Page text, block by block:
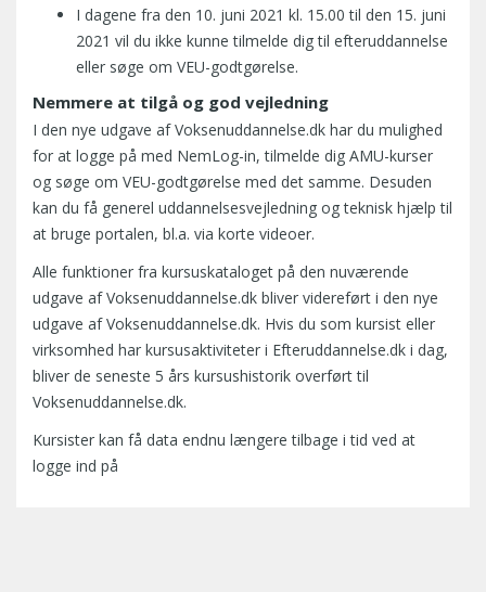
I dagene fra den 10. juni 2021 kl. 15.00 til den 15. juni
2021 vil du ikke kunne tilmelde dig til efteruddannelse
eller søge om VEU-godtgørelse.
Nemmere at tilgå og god vejledning
I den nye udgave af Voksenuddannelse.dk har du mulighed
for at logge på med NemLog-in, tilmelde dig AMU-kurser
og søge om VEU-godtgørelse med det samme. Desuden
kan du få generel uddannelsesvejledning og teknisk hjælp til
at bruge portalen, bl.a. via korte videoer.
Alle funktioner fra kursuskataloget på den nuværende
udgave af Voksenuddannelse.dk bliver videreført i den nye
udgave af Voksenuddannelse.dk. Hvis du som kursist eller
virksomhed har kursusaktiviteter i Efteruddannelse.dk i dag,
bliver de seneste 5 års kursushistorik overført til
Voksenuddannelse.dk.
Kursister kan få data endnu længere tilbage i tid ved at
logge ind på